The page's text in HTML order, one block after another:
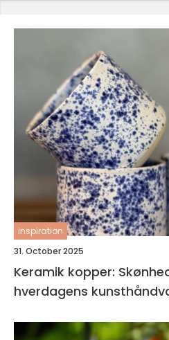
inspiration
31. October 2025
Keramik kopper:
hverdagens